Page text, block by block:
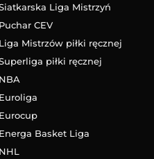
Liga Mistrzyń
Puchar CEV
Liga Mistrzów piłki ręcznej
piłki ręcznej
NBA
Euroliga
Eurocup
Energa Basket Liga
NHL